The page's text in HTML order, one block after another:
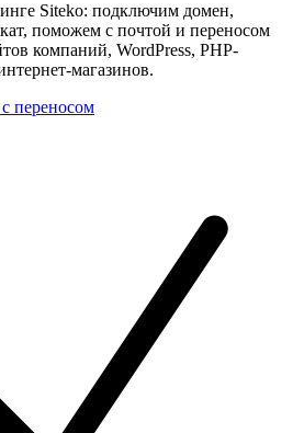
Siteko: подключим домен,
поможем с почтой и переносом
компаний, WordPress, PHP-
магазинов.
переносом